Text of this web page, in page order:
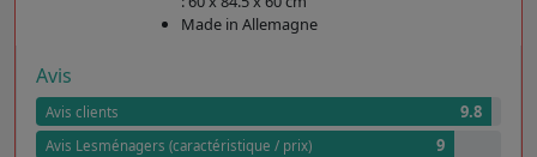
Made in Allemagne
Avis
Avis clients 9.8
Avis Lesménagers (caractéristique / prix) 9